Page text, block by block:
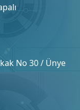
No 30 / Ünye